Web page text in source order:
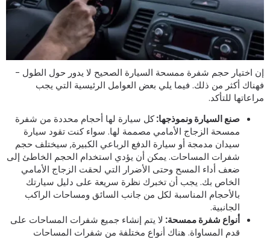
اختيار حجم شفرة ممسحة السيارة الصحيح لا يدور حول الطول -
أكثر من ذلك. فيما يلي بعض العوامل الرئيسية التي يجب
للتأكد.
صنع السيارة ونموذجها:كل سيارة لها أحجام محددة من شفرة
ممسحة الزجاج الأمامي مصممة لها. سواء كنت تقود سيارة
سيدان مدمجة أو سيارة الدفع الرباعي الكبيرة, سيختلف حجم
شفرات المساحات. يمكن أن يؤدي استخدام الحجم الخاطئ إلى
ضعف أداء المسح وحتى الأضرار التي لحقت الزجاج الأمامي
الخاص بك. يجب أن تخبرك نظرة سريعة على دليل سيارتك
بالأحجام المناسبة لكل من جانب السائق ومساحات الراكب
الجانبية.
أنواع شفرة ممسحة:لا يتم إنشاء جميع شفرات المساحات على
قدم المساواة. هناك أنواع مختلفة من شفرات المساحات